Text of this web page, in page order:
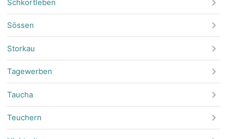
Schkortleben
Sössen
Storkau
Tagewerben
Taucha
Teuchern